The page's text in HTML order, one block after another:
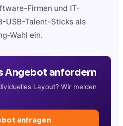
Firmen und IT-
USB-Talent-Sticks als
Wahl ein.
Angebot anfordern
Layout? Wir melden
anfragen